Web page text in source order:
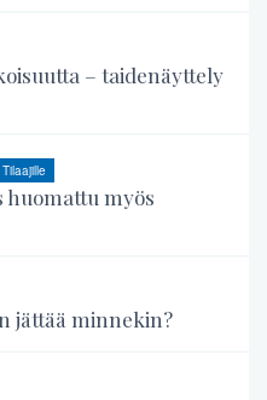
– taidenäyttely
Tilaajille
huomattu myös
jättää minnekin?